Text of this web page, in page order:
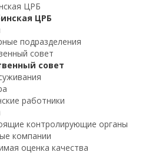
ЦРБ
ЦРБ
подразделения
совет
совет
работники
контролирующие органы
компании
оценка качества